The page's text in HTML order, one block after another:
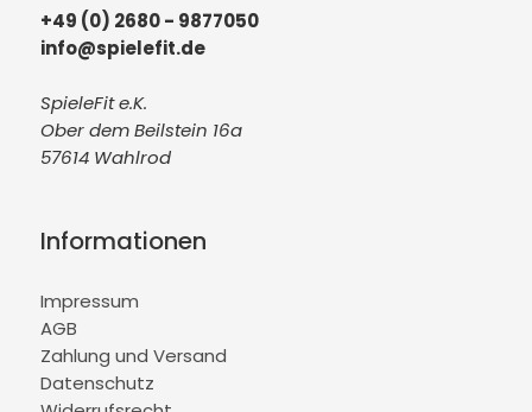
+49 (0) 2680 - 9877050
info@spielefit.de
SpieleFit e.K.
Ober dem Beilstein 16a
57614 Wahlrod
Informationen
Impressum
AGB
Zahlung und Versand
Datenschutz